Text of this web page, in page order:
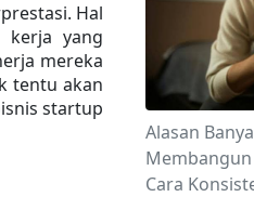
Hal
kerja yang
mereka
tentu akan
startup
Alasan
Cara